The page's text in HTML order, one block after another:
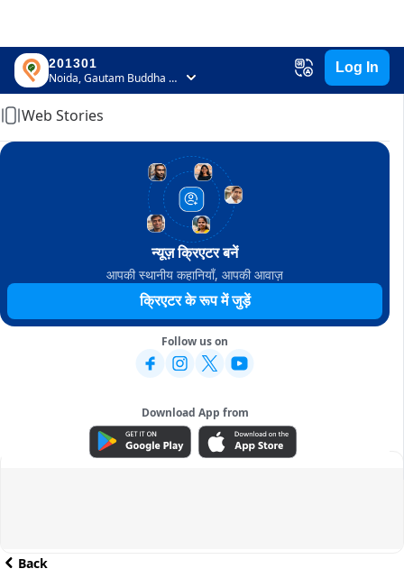
201301
Noida, Gautam Buddha Nagar, Uttar Pradesh
Log In
Home
Web Stories
न्यूज़ क्रिएटर बनें
आपकी स्थानीय कहानियाँ, आपकी आवाज़
क्रिएटर के रूप में जुड़ें
Follow us on
Download App from
ADVERTISEMENT
Back